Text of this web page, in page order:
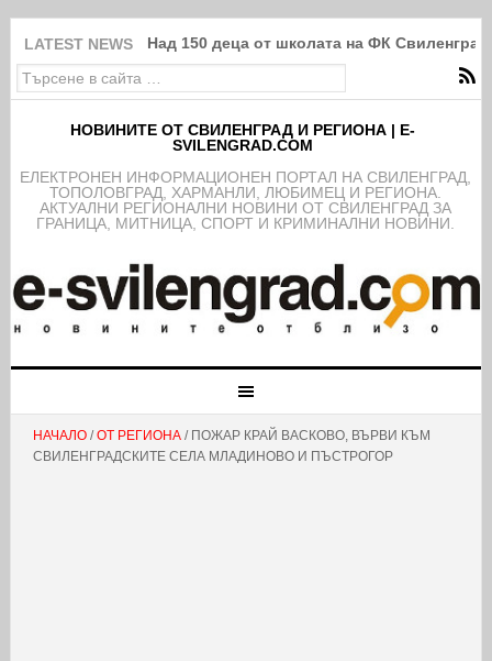
LATEST NEWS Над 150 деца от школата на ФК
НОВИНИТЕ ОТ СВИЛЕНГРАД И РЕГИОНА | E-
SVILENGRAD.COM
EЛЕКТРОНЕН ИНФОРМАЦИОНЕН ПОРТАЛ НА СВИЛЕНГРАД,
ТОПОЛОВГРАД, ХАРМАНЛИ, ЛЮБИМЕЦ И РЕГИОНА.
АКТУАЛНИ РЕГИОНАЛНИ НОВИНИ ОТ СВИЛЕНГРАД ЗА
ГРАНИЦА, МИТНИЦА, СПОРТ И КРИМИНАЛНИ НОВИНИ.
НАЧАЛО/ОТ РЕГИОНА/ ПОЖАР КРАЙ ВАСКОВО, ВЪРВИ КЪМ
СВИЛЕНГРАДСКИТЕ СЕЛА МЛАДИНОВО И ПЪСТРОГОР